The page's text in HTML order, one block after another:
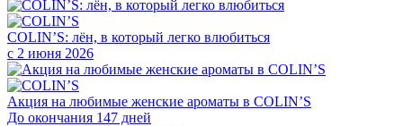
COLIN’S: лён, в который легко влюбиться
с 2 июня 2026
Акция на любимые женские ароматы в COLIN’S
До окончания 147 дней